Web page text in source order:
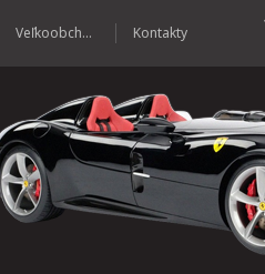
Veľkoobchod Kontakty